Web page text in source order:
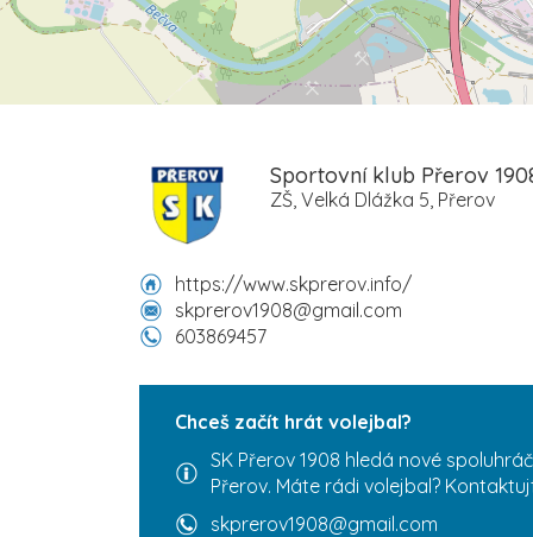
Sportovní klub Přerov
ZŠ, Velká Dlážka 5, Přerov
https://www.skprerov.info/
skprerov1908@gmail.com
603869457
Chceš začít hrát volejbal?
SK Přerov 1908 hledá nové
Přerov. Máte rádi volejbal?
skprerov1908@gmail.com